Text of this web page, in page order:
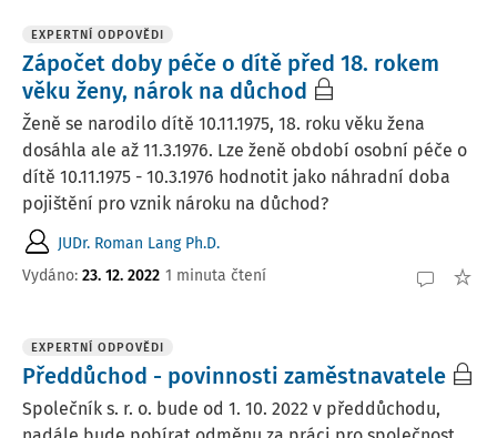
EXPERTNÍ ODPOVĚDI
Zápočet doby péče o dítě před 18. rokem
věku ženy, nárok na důchod
Ženě se narodilo dítě 10.11.1975, 18. roku věku žena
dosáhla ale až 11.3.1976. Lze ženě období osobní péče o
dítě 10.11.1975 - 10.3.1976 hodnotit jako náhradní doba
pojištění pro vznik nároku na důchod?
JUDr. Roman Lang Ph.D.
Vydáno: 23. 12. 2022 1 minuta čtení
EXPERTNÍ ODPOVĚDI
Předdůchod - povinnosti zaměstnavatele
Společník s. r. o. bude od 1. 10. 2022 v předdůchodu,